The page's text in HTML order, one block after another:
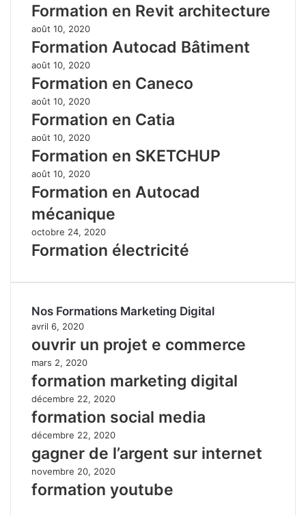
Formation en Revit architecture
août 10, 2020
Formation Autocad Bâtiment
août 10, 2020
Formation en Caneco
août 10, 2020
Formation en Catia
août 10, 2020
Formation en SKETCHUP
août 10, 2020
Formation en Autocad
mécanique
octobre 24, 2020
Formation électricité
Nos Formations Marketing Digital
avril 6, 2020
ouvrir un projet e commerce
mars 2, 2020
formation marketing digital
décembre 22, 2020
formation social media
décembre 22, 2020
gagner de l’argent sur internet
novembre 20, 2020
formation youtube